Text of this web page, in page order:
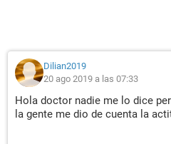
Dilian2019
20 ago 2019 a las 07:33
Hola doctor nadie me lo dice
la gente me dio de cuenta la